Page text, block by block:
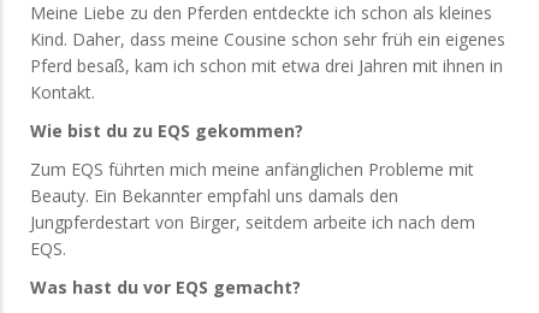
Meine Liebe zu den Pferden entdeckte ich schon als kleines
Kind. Daher, dass meine Cousine schon sehr früh ein eigenes
Pferd besaß, kam ich schon mit etwa drei Jahren mit ihnen in
Kontakt.
Wie bist du zu EQS gekommen?
Zum EQS führten mich meine anfänglichen Probleme mit
Beauty. Ein Bekannter empfahl uns damals den
Jungpferdestart von Birger, seitdem arbeite ich nach dem
EQS.
Was hast du vor EQS gemacht?